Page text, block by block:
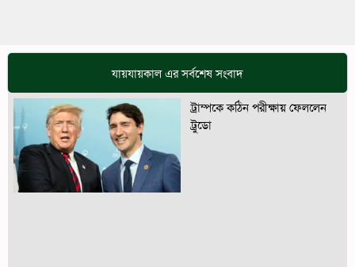
যায়যায়কাল এর সর্বশেষ সংবাদ
ট্রাম্পকে কঠিন পরীক্ষায় ফেললেন
ট্রুডো